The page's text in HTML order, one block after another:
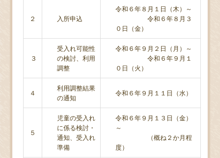
２ 入所申込
令和６年８月１日（木）～
令和６年８月３
０日（金）
３
受入れ可能性
の検討、利用
調整
令和６年９月２日（月）～
令和６年９月１
０日（火）
４
利用調整結果
の通知
令和６年９月１１日（水）
５
児童の受入れ
に係る検討・
通知、受入れ
準備
令和６年９月１３日（金）
～
（概ね２か月程
度）